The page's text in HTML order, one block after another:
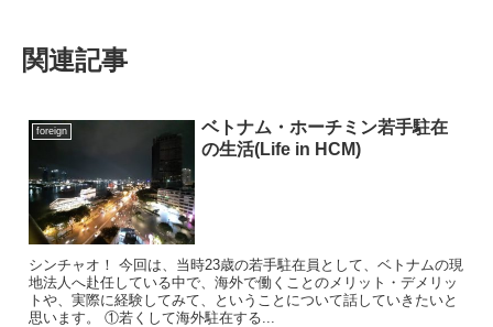
関連記事
foreign
ベトナム・ホーチミン若手駐在
の生活(Life in HCM)
シンチャオ！ 今回は、当時23歳の若手駐在員として、ベトナムの現
地法人へ赴任している中で、海外で働くことのメリット・デメリッ
トや、実際に経験してみて、ということについて話していきたいと
思います。 ①若くして海外駐在する...